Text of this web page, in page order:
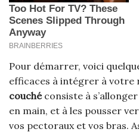
Pour démarrer, voici
efficaces à intégrer à votre
couchéconsiste à
en main, et à les pousser
vos pectoraux et vos bras.